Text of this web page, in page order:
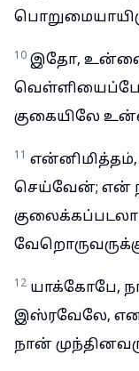
10 இதோ,
குகையிலே
11 என்னிமித்தம்,
செய்வேன்; என்
12 யாக்கோபே,
இஸ்ரவேலே,
நான்